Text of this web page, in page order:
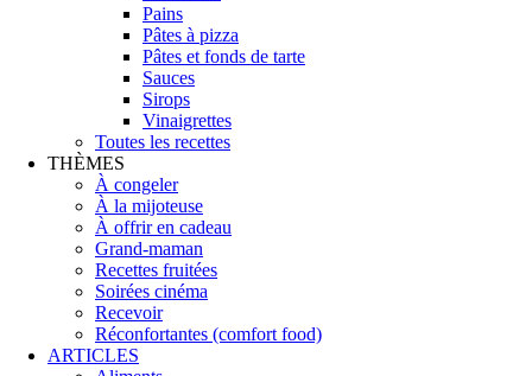
Pains
Pâtes à pizza
Pâtes et fonds de tarte
Sauces
Sirops
Vinaigrettes
Toutes les recettes
THÈMES
À congeler
À la mijoteuse
À offrir en cadeau
Grand-maman
Recettes fruitées
Soirées cinéma
Recevoir
Réconfortantes (comfort food)
ARTICLES